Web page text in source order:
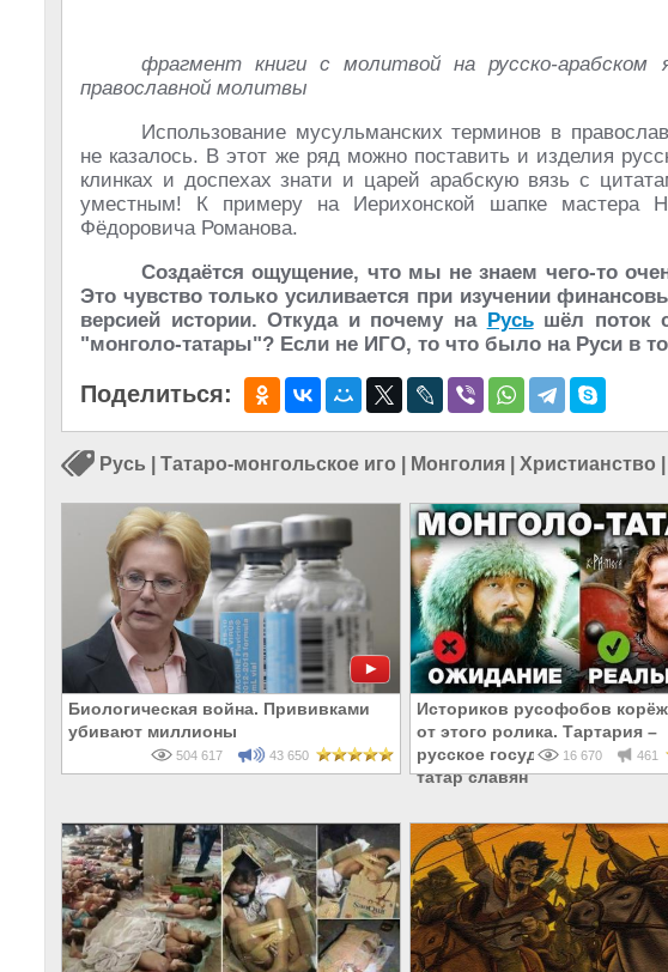
фрагмент книги с молитвой на русско-
православной молитвы
Использование мусульманских терминов в
не казалось. В этот же ряд можно поставить и изделия
клинках и доспехах знати и царей арабскую вязь с
уместным! К примеру на Иерихонской шапке мастера
Фёдоровича Романова.
Создаётся ощущение, что мы не знаем чего-то
Это чувство только усиливается при изучении
версией истории. Откуда и почему на Русьшёл поток
"монголо-татары"? Если не ИГО, то что было на Руси в
Поделиться:
Русь Татаро-монгольское иго Монголия Христианство
Биологическая война. Прививками
убивают миллионы
504 617 43 650
Историков русофобов
от этого ролика. Тартария –
русское государство. ДНК
татар славян
16 670 461